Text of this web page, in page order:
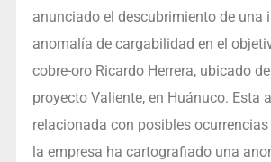
anunciado el descubrimiento de una
anomalía de cargabilidad en el
cobre-oro Ricardo Herrera, ubicado
proyecto Valiente, en Huánuco. Esta
relacionada con posibles ocurrencias
la empresa ha cartografiado una